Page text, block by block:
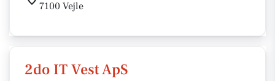
7100 Vejle
2do IT Vest ApS